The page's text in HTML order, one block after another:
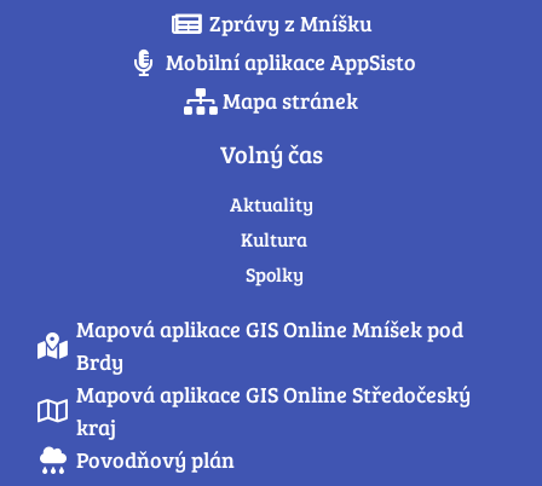
Zprávy z Mníšku
Mobilní aplikace AppSisto
Mapa stránek
Volný čas
Aktuality
Kultura
Spolky
Mapová aplikace GIS Online Mníšek pod
Brdy
Mapová aplikace GIS Online Středočeský
kraj
Povodňový plán